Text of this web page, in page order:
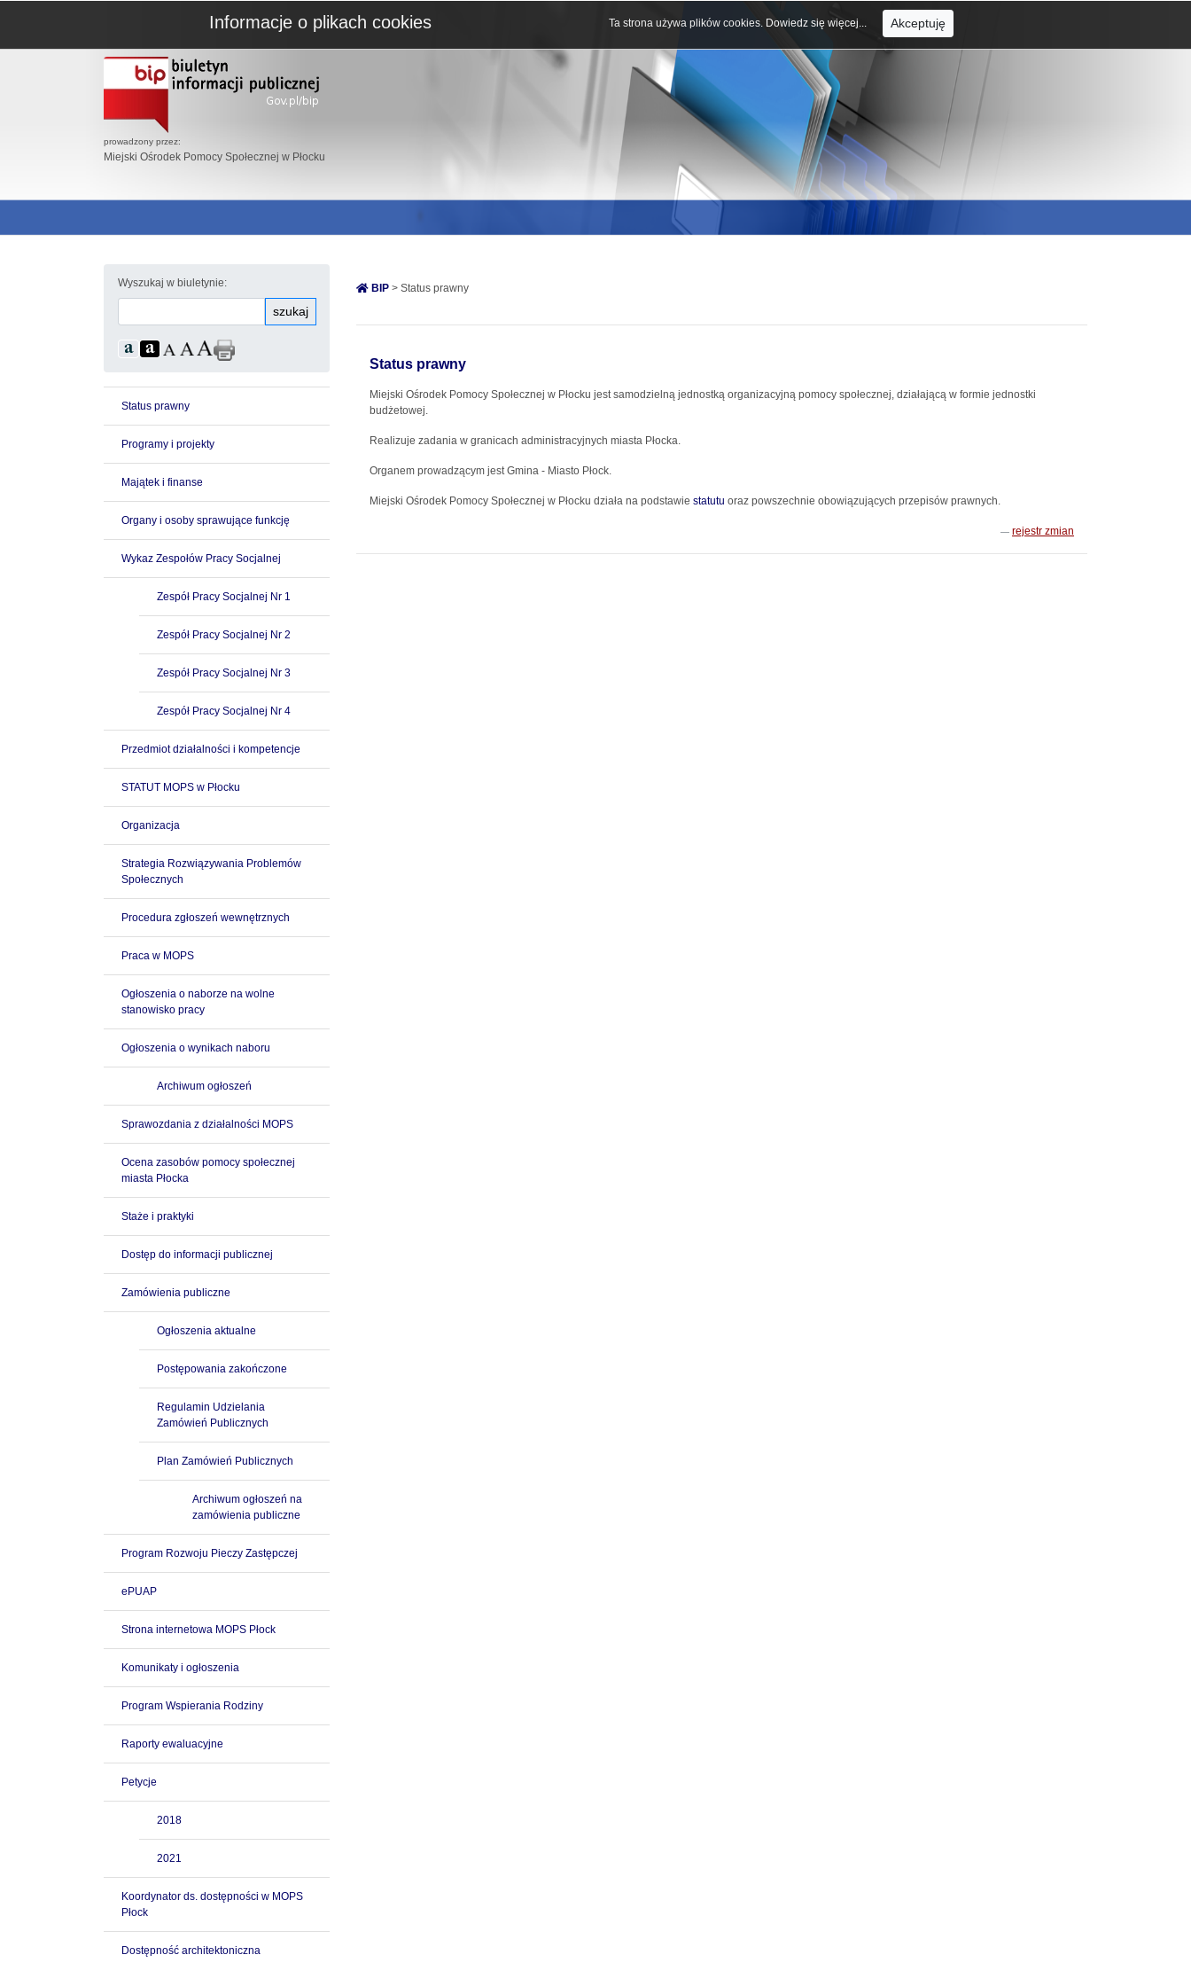
prowadzony przez:
Miejski Ośrodek Pomocy Społecznej w Płocku
Wyszukaj w biuletynie:
szukaj
Status prawny
Programy i projekty
Majątek i finanse
Organy i osoby sprawujące funkcję
Wykaz Zespołów Pracy Socjalnej
Zespół Pracy Socjalnej Nr 1
Zespół Pracy Socjalnej Nr 2
Zespół Pracy Socjalnej Nr 3
Zespół Pracy Socjalnej Nr 4
Przedmiot działalności i kompetencje
STATUT MOPS w Płocku
Organizacja
Strategia Rozwiązywania Problemów
Społecznych
Procedura zgłoszeń wewnętrznych
Praca w MOPS
Ogłoszenia o naborze na wolne
stanowisko pracy
Ogłoszenia o wynikach naboru
Archiwum ogłoszeń
Sprawozdania z działalności MOPS
Ocena zasobów pomocy społecznej
miasta Płocka
Staże i praktyki
Dostęp do informacji publicznej
Zamówienia publiczne
Ogłoszenia aktualne
Postępowania zakończone
Regulamin Udzielania
Zamówień Publicznych
Plan Zamówień Publicznych
Archiwum ogłoszeń na
zamówienia publiczne
Program Rozwoju Pieczy Zastępczej
ePUAP
Strona internetowa MOPS Płock
Komunikaty i ogłoszenia
Program Wspierania Rodziny
Raporty ewaluacyjne
Petycje
2018
2021
Koordynator ds. dostępności w MOPS
Płock
Dostępność architektoniczna
BIP > Status prawny
Status prawny
Miejski Ośrodek Pomocy Społecznej w Płocku jest samodzielną jednostką organizacyjną pomocy społecznej, działającą w formie jednostki
budżetowej.
Realizuje zadania w granicach administracyjnych miasta Płocka.
Organem prowadzącym jest Gmina - Miasto Płock.
Miejski Ośrodek Pomocy Społecznej w Płocku działa na podstawie statutu oraz powszechnie obowiązujących przepisów prawnych.
rejestr zmian
Informacje o plikach cookies Ta strona używa plików cookies. Dowiedz się więcej... Akceptuję